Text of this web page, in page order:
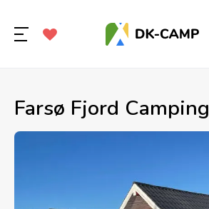
Farsø Fjord Camping